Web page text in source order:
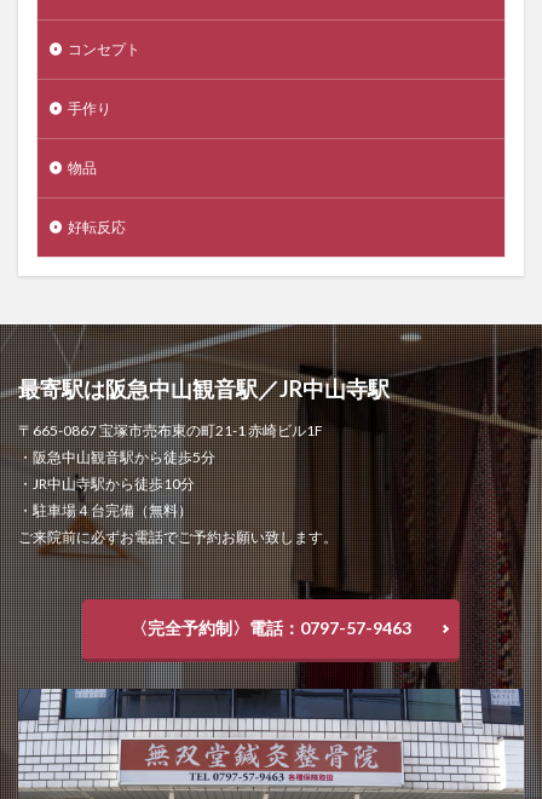
コンセプト
手作り
物品
好転反応
最寄駅は阪急中山観音駅／JR中山寺駅
〒665-0867 宝塚市売布東の町21-1 赤崎ビル1F
・阪急中山観音駅から徒歩5分
・JR中山寺駅から徒歩10分
・駐車場４台完備（無料）
ご来院前に必ずお電話でご予約お願い致します。
〈完全予約制〉電話：0797-57-9463